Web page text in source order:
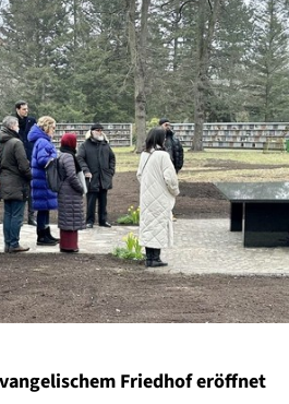
Friedhof eröffnet